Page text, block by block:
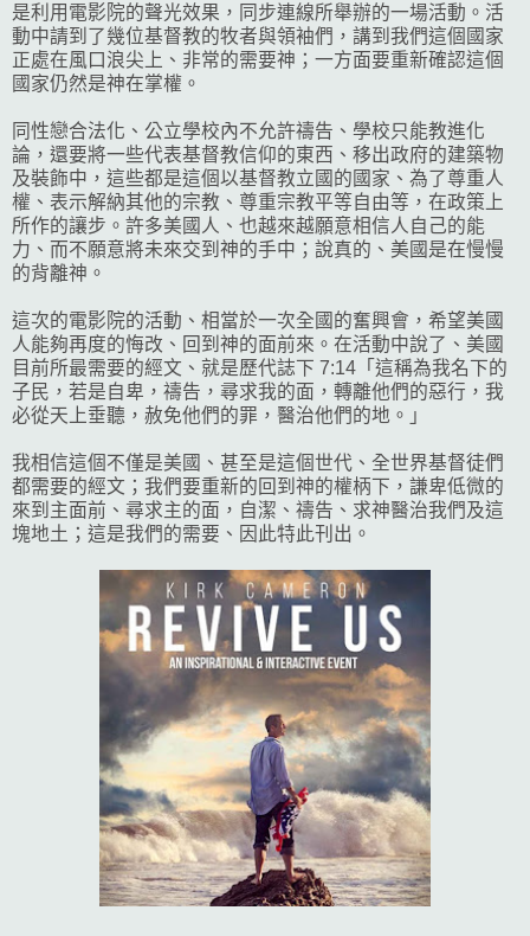
是利用電影院的聲光效果，同步連線所舉辦的一場活動。活
動中請到了幾位基督教的牧者與領袖們，講到我們這個國家
正處在風口浪尖上、非常的需要神；一方面要重新確認這個
國家仍然是神在掌權。
同性戀合法化、公立學校內不允許禱告、學校只能教進化
論，還要將一些代表基督教信仰的東西、移出政府的建築物
及裝飾中，這些都是這個以基督教立國的國家、為了尊重人
權、表示解納其他的宗教、尊重宗教平等自由等，在政策上
所作的讓步。許多美國人、也越來越願意相信人自己的能
力、而不願意將未來交到神的手中；說真的、美國是在慢慢
的背離神。
這次的電影院的活動、相當於一次全國的奮興會，希望美國
人能夠再度的悔改、回到神的面前來。在活動中說了、美國
目前所最需要的經文、就是歷代誌下 7:14「這稱為我名下的
子民，若是自卑，禱告，尋求我的面，轉離他們的惡行，我
必從天上垂聽，赦免他們的罪，醫治他們的地。」
我相信這個不僅是美國、甚至是這個世代、全世界基督徒們
都需要的經文；我們要重新的回到神的權柄下，謙卑低微的
來到主面前、尋求主的面，自潔、禱告、求神醫治我們及這
塊地土；這是我們的需要、因此特此刊出。